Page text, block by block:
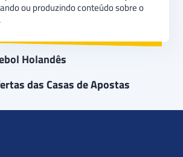
ou produzindo conteúdo sobre o
Holandês
das Casas de Apostas